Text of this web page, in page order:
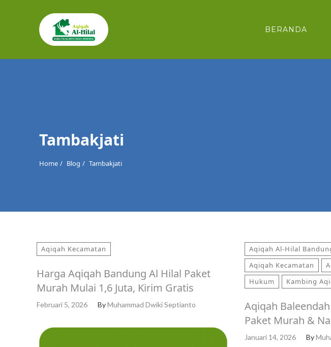
BERANDA
Cari
Tambakjati
Home Blog Tambakjati
Aqiqah Kecamatan
Harga Aqiqah Bandung Al Hilal Paket
Murah Mulai 1,6 Juta, Kirim Gratis
Februari 5, 2026 ByMuhammad Dwiki Septianto
Aqiqah Al-Hilal
Aqiqah Kecamatan
Hukum
Kambing
Aqiqah
Paket Murah &
Januari 14, 2026 By